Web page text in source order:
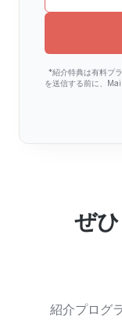
*紹介特典は有料プ
を送信する前に、
ぜ
紹介プログ